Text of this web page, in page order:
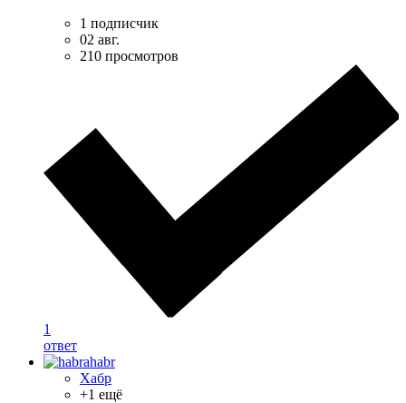
1 подписчик
02 авг.
210 просмотров
1
ответ
Хабр
+1 ещё